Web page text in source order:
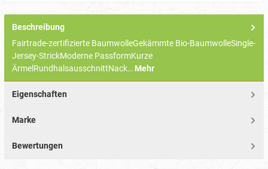
Beschreibung
Fairtrade-zertifizierte BaumwolleGekämmte Bio-BaumwolleSingle-
Jersey-StrickModerne PassformKurze
ÄrmelRundhalsausschnittNack… Mehr
Eigenschaften
Marke
Bewertungen